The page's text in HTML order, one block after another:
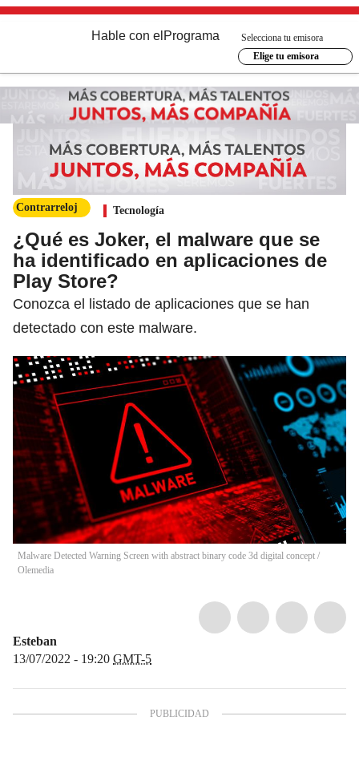
Hable con el Programa
Selecciona tu emisora
Elige tu emisora
Contrarreloj Tecnología
¿Qué es Joker, el malware que se
ha identificado en aplicaciones de
Play Store?
Conozca el listado de aplicaciones que se han
detectado con este malware.
Malware Detected Warning Screen with abstract binary code 3d digital concept /
Olemedia
Esteban
13/07/2022 - 19:20 GMT-5